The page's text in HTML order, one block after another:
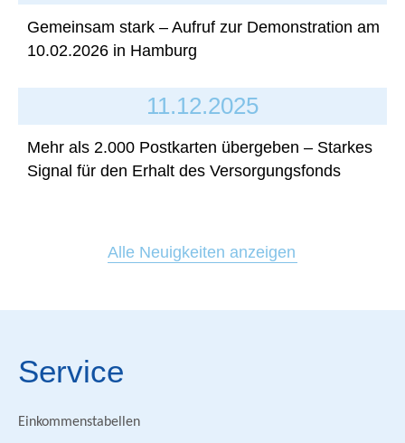
Gemeinsam stark – Aufruf zur Demonstration am
10.02.2026 in Hamburg
11.12.2025
Mehr als 2.000 Postkarten übergeben – Starkes
Signal für den Erhalt des Versorgungsfonds
Alle Neuigkeiten anzeigen
Service
Einkommenstabellen